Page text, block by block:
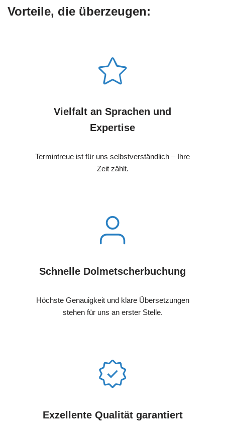
Vorteile, die überzeugen:
Vielfalt an Sprachen und
Expertise
Termintreue ist für uns selbstverständlich – Ihre
Zeit zählt.
Schnelle Dolmetscherbuchung
Höchste Genauigkeit und klare Übersetzungen
stehen für uns an erster Stelle.
Exzellente Qualität garantiert